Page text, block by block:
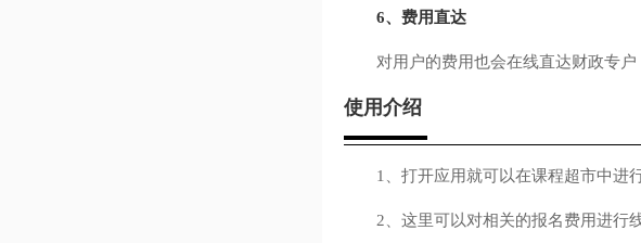
6、费用直达
对用户的费用也会在线直达财政专户
使用介绍
1、打开应用就可以在课程超市中进行
2、这里可以对相关的报名费用进行线